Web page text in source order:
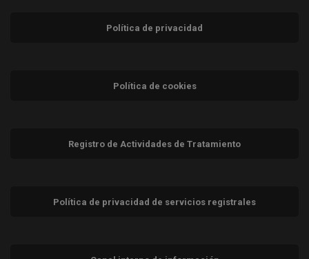
Política de privacidad
Política de cookies
Registro de Actividades de Tratamiento
Política de privacidad de servicios registrales